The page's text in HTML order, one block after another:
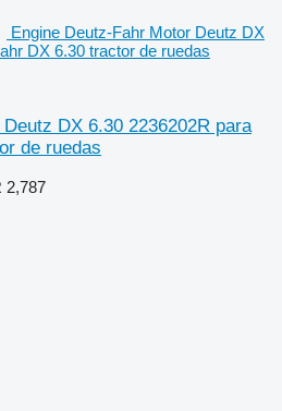
Engine Deutz-Fahr Motor Deutz DX
DX 6.30 tractor de ruedas
DX 6.30 2236202R para
de ruedas
2,787